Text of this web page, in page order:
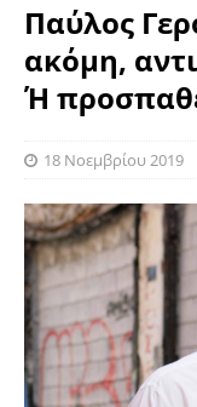
Παύλος
ακόμη,
Ή
18 Νοεμβρίου 2019